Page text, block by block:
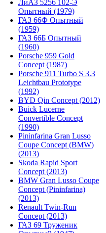
ЛиАЗ 5256 102-Э
Опытный (1979)
ГАЗ 66Ф Опытный
(1959)
ГАЗ 66Б Опытный
(1960)
Porsche 959 Gold
Concept (1987)
Porsche 911 Turbo S 3.3
Leichtbau Prototype
(1992)
BYD Qin Concept (2012)
Buick Lucerne
Convertible Concept
(1990)
Pininfarina Gran Lusso
Coupe Concept (BMW)
(2013)
Skoda Rapid Sport
Concept (2013)
BMW Gran Lusso Coupe
Concept (Pininfarina)
(2013)
Renault Twin-Run
Concept (2013)
ГАЗ 69 Труженик